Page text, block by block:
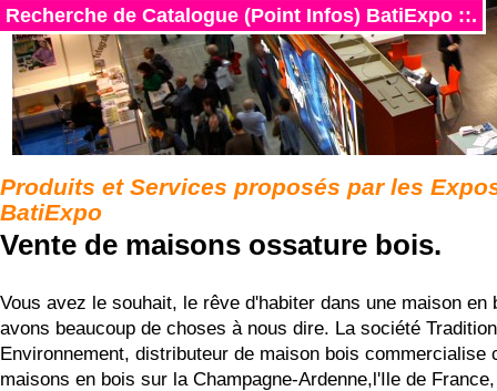
Recherche de Catalogue (Point Infos) BatiExpo ::.
Produits et Services proposés par les
BatiExpo
Vente de maisons ossature bois.
Vous avez le souhait, le rêve d'habiter dans une maison en
avons beaucoup de choses à nous dire. La société
Environnement, distributeur de maison bois commercialise
maisons en bois sur la Champagne-Ardenne,l'Ile de